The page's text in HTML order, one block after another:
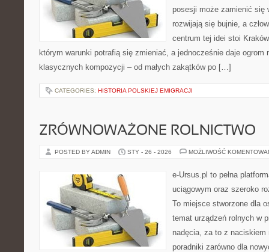
posesji może zamienić się
rozwijają się bujnie, a
centrum tej idei stoi
którym warunki potrafią się zmieniać, a jednocześnie daje ogrom
klasycznych kompozycji – od małych zakątków po […]
CATEGORIES: HISTORIA POLSKIEJ EMIGRACJI
ZRÓWNOWAŻONE ROLNICTWO
POSTED BY ADMIN STY - 26 - 2026 MOŻLIWOŚĆ
e-Ursus.pl to pełna
uciągowym oraz szeroko
To miejsce stworzone dla
temat urządzeń rolnych w
nadęcia, za to z
poradniki zarówno dla